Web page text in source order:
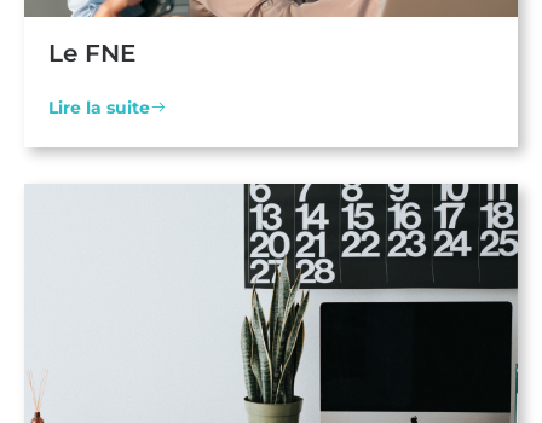
Le FNE
Lire la suite